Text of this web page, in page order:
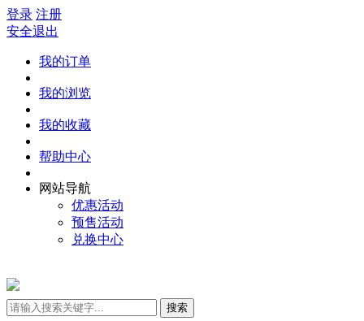
登录 注册
安全退出
我的订单
我的浏览
我的收藏
帮助中心
网站导航
优惠活动
预售活动
兑换中心
搜索